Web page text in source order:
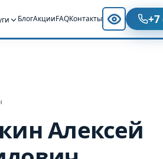
БлогАкцииFAQКонтакты +7
Алексей